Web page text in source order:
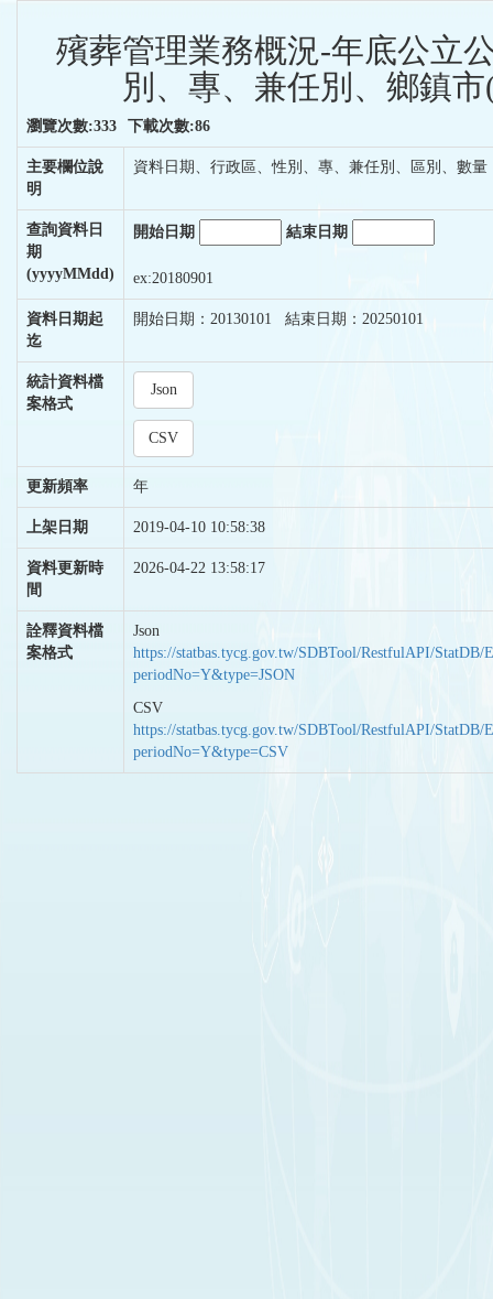
殯葬管理業務概況-年底公立
別、專、兼任別、鄉鎮
瀏覽次數:333 下載次數:86
主要欄位說
明
資料日期、行政區、性別、專、兼任別、區別、數量
查詢資料日
期
(yyyyMMdd)
開始日期 結束日期
ex:20180901
資料日期起
迄
開始日期：20130101 結束日期：20250101
統計資料檔
案格式
Json
CSV
更新頻率 年
上架日期 2019-04-10 10:58:38
資料更新時
間
2026-04-22 13:58:17
詮釋資料檔
案格式
Json
https://statbas.tycg.gov.tw/SDBTool/RestfulAPI/StatDB/
periodNo=Y&type=JSON
CSV
https://statbas.tycg.gov.tw/SDBTool/RestfulAPI/StatDB/
periodNo=Y&type=CSV